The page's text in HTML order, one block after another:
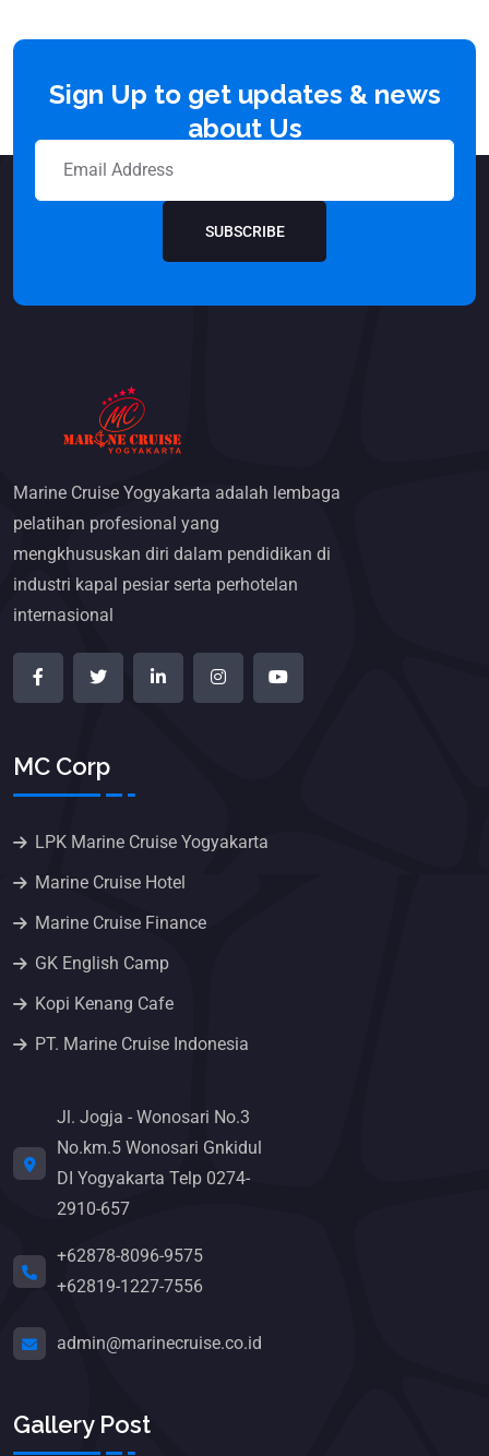
Sign Up to get updates & news
about Us
SUBSCRIBE
Marine Cruise Yogyakarta adalah lembaga
pelatihan profesional yang
mengkhususkan diri dalam pendidikan di
industri kapal pesiar serta perhotelan
internasional
MC Corp
LPK Marine Cruise Yogyakarta
Marine Cruise Hotel
Marine Cruise Finance
GK English Camp
Kopi Kenang Cafe
PT. Marine Cruise Indonesia
Jl. Jogja - Wonosari No.3
No.km.5 Wonosari Gnkidul
DI Yogyakarta Telp 0274-
2910-657
+62878-8096-9575
+62819-1227-7556
admin@marinecruise.co.id
Gallery Post